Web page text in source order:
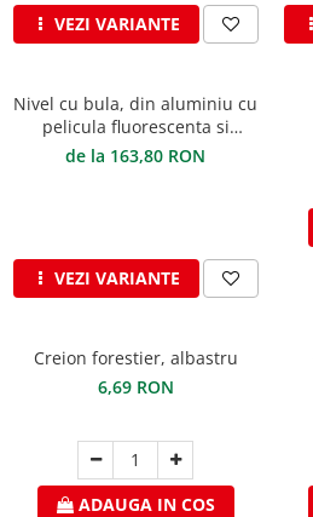
VEZI VARIANTE
Nivel cu bula, din aluminiu cu
pelicula fluorescenta si
magnetica, anodizat cu aur
de la 163,80 RON
VEZI VARIANTE
Creion forestier, albastru
6,69 RON
ADAUGA IN COS